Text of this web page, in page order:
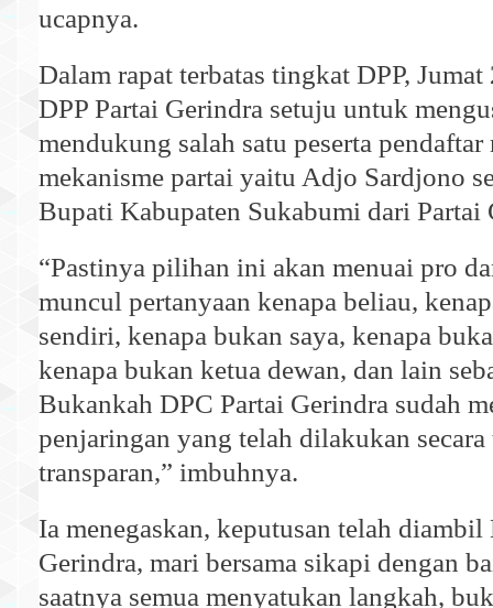
ucapnya.
Dalam rapat terbatas tingkat DPP,
DPP Partai Gerindra setuju untuk
mendukung salah satu peserta
mekanisme partai yaitu Adjo Sardjono
Bupati Kabupaten Sukabumi dari Partai
“Pastinya pilihan ini akan menuai pro
muncul pertanyaan kenapa beliau,
sendiri, kenapa bukan saya, kenapa
kenapa bukan ketua dewan, dan lain
Bukankah DPC Partai Gerindra sudah
penjaringan yang telah dilakukan secara
transparan,” imbuhnya.
Ia menegaskan, keputusan telah diambil
Gerindra, mari bersama sikapi dengan
saatnya semua menyatukan langkah,